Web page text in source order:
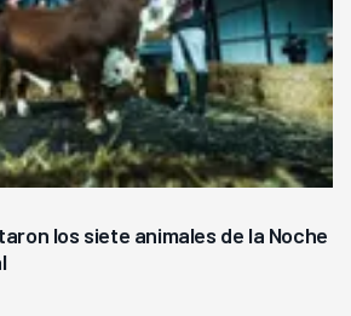
los siete animales de la Noche